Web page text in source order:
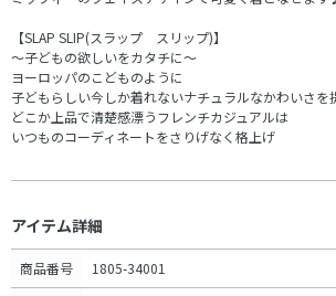
【SLAP SLIP(スラップ スリップ)】
～子どもの欲しいをカタチに～
ヨーロッパのこどものように
子どもらしい今しか着れないナチュラルなかわいさを
どこか上品で清楚感漂うフレンチカジュアルは
いつものコーディネートをさりげなく格上げ
アイテム詳細
商品番号 1805-34001